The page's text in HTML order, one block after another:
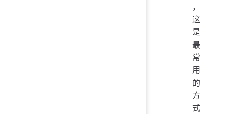
，
这
是
最
常
用
的
方
式